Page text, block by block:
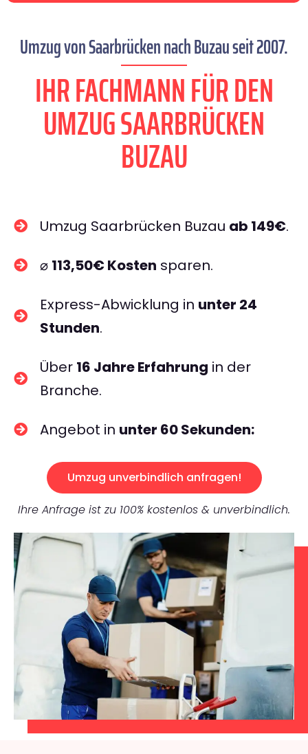
Umzug von Saarbrücken nach Buzau seit 2007.
IHR FACHMANN FÜR DEN
UMZUG SAARBRÜCKEN
BUZAU
Umzug Saarbrücken Buzau ab 149€.
⌀ 113,50€ Kosten sparen.
Express-Abwicklung in unter 24
Stunden.
Über 16 Jahre Erfahrung in der
Branche.
Angebot in unter 60 Sekunden:
Umzug unverbindlich anfragen!
Ihre Anfrage ist zu 100% kostenlos & unverbindlich.